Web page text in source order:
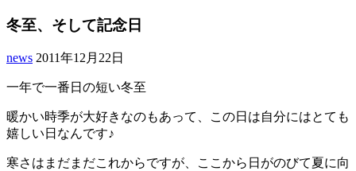
冬至、そして記念日
news 2011年12月22日
一年で一番日の短い冬至
暖かい時季が大好きなのもあって、この日は自分にはとても
嬉しい日なんです♪
寒さはまだまだこれからですが、ここから日がのびて夏に向